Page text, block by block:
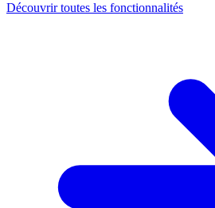
Découvrir toutes les fonctionnalités